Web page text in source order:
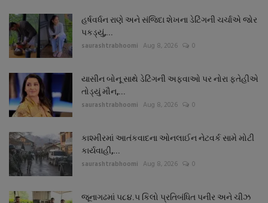
હર્ષવર્ધન રાણે અને સંજિદા શેખના ડેટિંગની ચર્ચાએ જોર
પકડ્યું,...
saurashtrabhoomi Aug 8, 2026 0
યાસીન બોનૂ સાથે ડેટિંગની અફવાઓ પર નોરા ફતેહીએ
તોડ્યું મૌન,...
saurashtrabhoomi Aug 8, 2026 0
કાશ્મીરમાં આતંકવાદના ઓનલાઈન નેટવર્ક સામે મોટી
કાર્યવાહી,...
saurashtrabhoomi Aug 8, 2026 0
જૂનાગઢમાં ૫૮૪.૫ કિલો પ્રતિબંધિત પનીર અને ચીઝ